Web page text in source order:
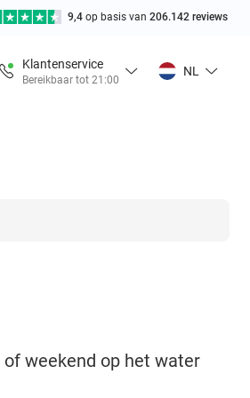
9,4 op basis van 206.142 reviews
Klantenservice
Bereikbaar tot 21:00
NL
weekend op het water